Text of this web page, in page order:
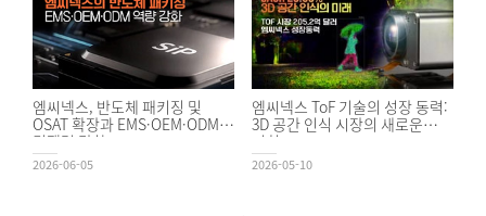
엠씨넥스, 반도체 패키징 및
OSAT 확장과 EMS·OEM·ODM
경쟁력 강화
2026-06-05
엠씨넥스 ToF 기술의 성장 동력:
3D 공간 인식 시장의 새로운
기회
2026-05-10